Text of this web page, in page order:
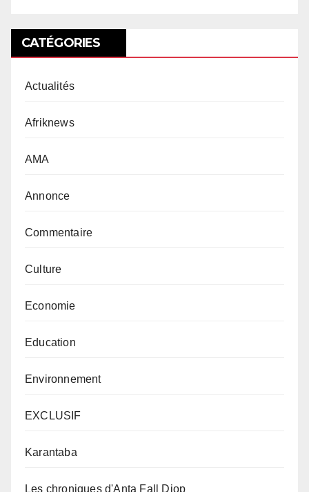
CATÉGORIES
Actualités
Afriknews
AMA
Annonce
Commentaire
Culture
Economie
Education
Environnement
EXCLUSIF
Karantaba
Les chroniques d'Anta Fall Diop